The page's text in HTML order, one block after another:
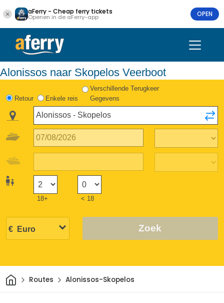
aFerry - Cheap ferry tickets
Openen in de aFerry-app OPEN
Alonissos naar Skopelos Veerboot
Retour Enkele reis
Verschillende Terugkeer
Gegevens
18+ < 18
Zoek
ThuisRoutes Alonissos-Skopelos